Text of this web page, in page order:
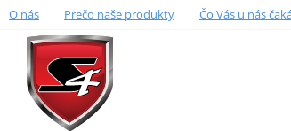
O nás Prečo naše produkty Čo Vás u nás